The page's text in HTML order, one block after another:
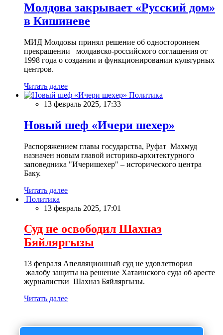
Молдова закрывает «Русский дом»
в Кишиневе
МИД Молдовы принял решение об одностороннем
прекращении молдавско-российского соглашения от
1998 года о создании и функционировании культурных
центров.
Читать далее
Политика
13 февраль 2025, 17:33
Новый шеф «Ичери шехер»
Распоряжением главы государства, Руфат Махмуд
назначен новым главой историко-архитектурного
заповедника "Ичеришехер" – исторического центра
Баку.
Читать далее
Политика
13 февраль 2025, 17:01
Суд не освободил Шахназ
Бяйляргызы
13 февраля Апелляционный суд не удовлетворил
жалобу защиты на решение Хатаинского суда об аресте
журналистки Шахназ Бяйляргызы.
Читать далее